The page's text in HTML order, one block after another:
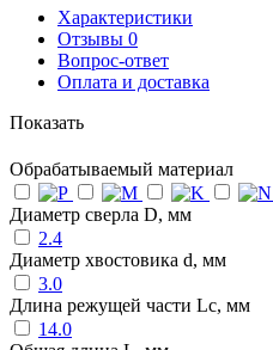
Характеристики
Отзывы 0
Вопрос-ответ
Оплата и доставка
Показать
Обрабатываемый материал
Диаметр сверла D, мм
2.4
Диаметр хвостовика d, мм
3.0
Длина режущей части Lc, мм
14.0